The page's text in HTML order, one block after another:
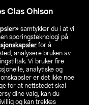
Clas Ohlson
samtykker du i at vi
sporingsteknologi på
for å
analysere bruken av
Vi bruker fire
analytiske og
er det ikke noe
for at nettstedet skal
dine valg, kan du
og kan trekkes